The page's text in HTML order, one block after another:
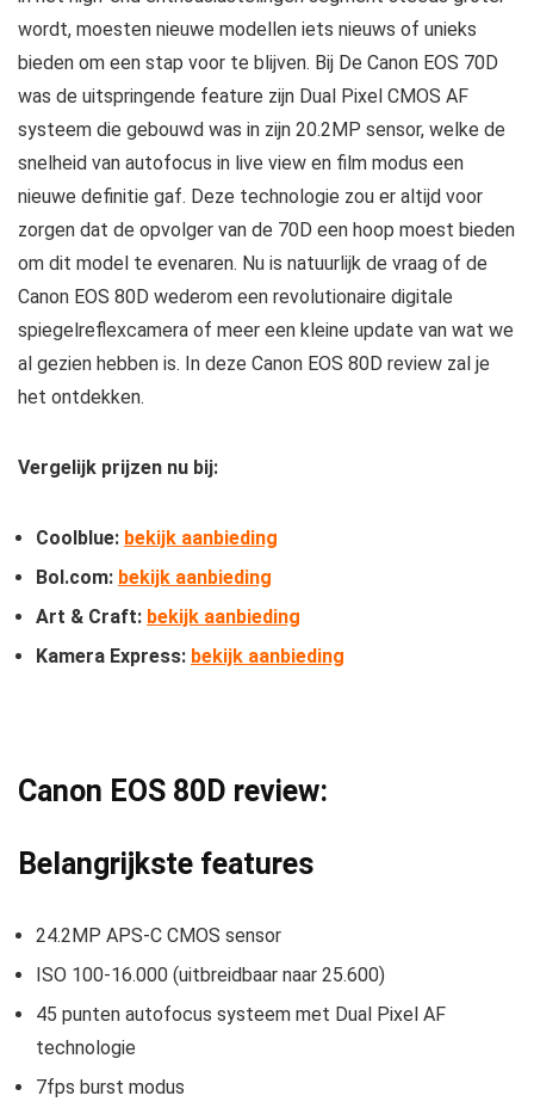
wordt, moesten nieuwe modellen iets nieuws of unieks
bieden om een stap voor te blijven. Bij De Canon EOS 70D
was de uitspringende feature zijn Dual Pixel CMOS AF
systeem die gebouwd was in zijn 20.2MP sensor, welke de
snelheid van autofocus in live view en film modus een
nieuwe definitie gaf. Deze technologie zou er altijd voor
zorgen dat de opvolger van de 70D een hoop moest bieden
om dit model te evenaren. Nu is natuurlijk de vraag of de
Canon EOS 80D wederom een revolutionaire digitale
spiegelreflexcamera of meer een kleine update van wat we
al gezien hebben is. In deze Canon EOS 80D review zal je
het ontdekken.
Vergelijk prijzen nu bij:
Coolblue: bekijk aanbieding
Bol.com: bekijk aanbieding
Art & Craft: bekijk aanbieding
Kamera Express: bekijk aanbieding
Canon EOS 80D review:
Belangrijkste features
24.2MP APS-C CMOS sensor
ISO 100-16.000 (uitbreidbaar naar 25.600)
45 punten autofocus systeem met Dual Pixel AF
technologie
7fps burst modus